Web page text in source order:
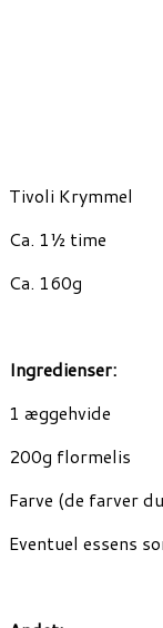
Tivoli Krymmel
Ca. 1½ time
Ca. 160g
Ingredienser:
1 æggehvide
200g flormelis
Farve (de farver
Eventuel essens